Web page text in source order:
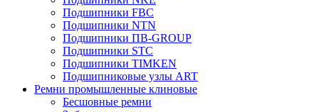
Подшипники FBC
Подшипники NTN
Подшипники ПВ-GROUP
Подшипники STC
Подшипники TIMKEN
Подшипниковые узлы ART
Ремни промышленные клиновые
Бесшовные ремни